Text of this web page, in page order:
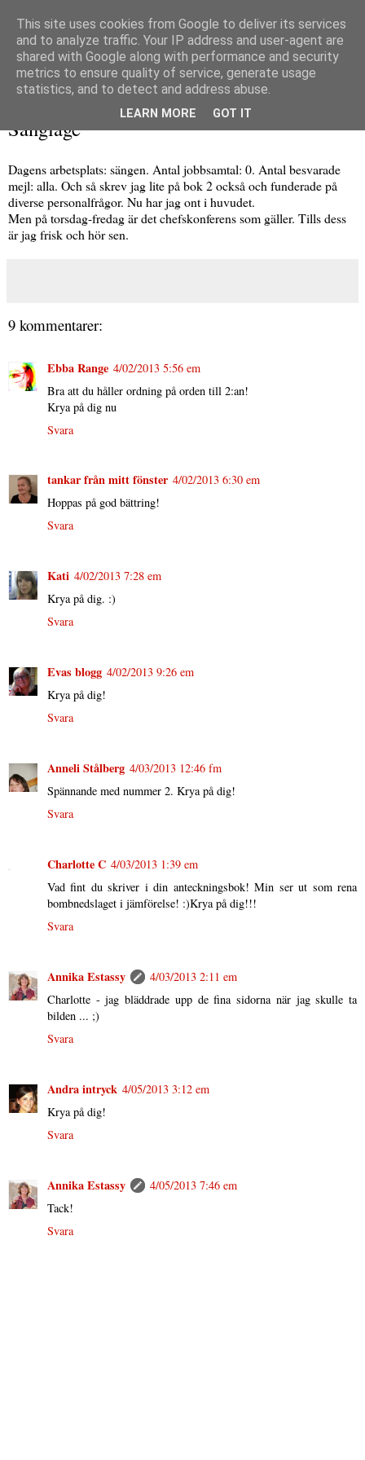
Sängläge
Dagens arbetsplats: sängen. Antal jobbsamtal: 0. Antal besvarade
mejl: alla. Och så skrev jag lite på bok 2 också och funderade på
diverse personalfrågor. Nu har jag ont i huvudet.
Men på torsdag-fredag är det chefskonferens som gäller. Tills dess
är jag frisk och hör sen.
9 kommentarer:
Ebba Range 4/02/2013 5:56 em
Bra att du håller ordning på orden till 2:an!
Krya på dig nu
Svara
tankar från mitt fönster 4/02/2013 6:30 em
Hoppas på god bättring!
Svara
Kati 4/02/2013 7:28 em
Krya på dig. :)
Svara
Evas blogg 4/02/2013 9:26 em
Krya på dig!
Svara
Anneli Stålberg 4/03/2013 12:46 fm
Spännande med nummer 2. Krya på dig!
Svara
Charlotte C 4/03/2013 1:39 em
Vad fint du skriver i din anteckningsbok! Min ser ut som rena
bombnedslaget i jämförelse! :)Krya på dig!!!
Svara
Annika Estassy
4/03/2013 2:11 em
Charlotte - jag bläddrade upp de fina sidorna när jag skulle ta
bilden ... ;)
Svara
Andra intryck 4/05/2013 3:12 em
Krya på dig!
Svara
Annika Estassy
4/05/2013 7:46 em
Tack!
Svara
This site uses cookies from Google to deliver its services
and to analyze traffic. Your IP address and user-agent are
shared with Google along with performance and security
metrics to ensure quality of service, generate usage
statistics, and to detect and address abuse.
LEARN MORE GOT IT